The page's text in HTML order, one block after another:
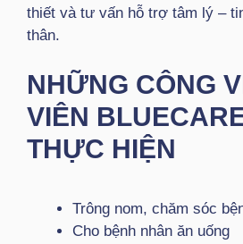
thiết và tư vấn hỗ trợ tâm lý –
thân.
NHỮNG CÔNG
VIÊN
THỰC HIỆN
Trông nom, chăm sóc
Cho bệnh nhân ăn uống